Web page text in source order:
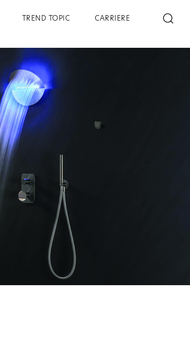
TREND TOPIC CARRIERE